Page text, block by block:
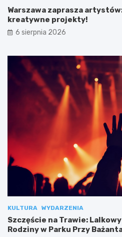
Warszawa zaprasza
kreatywne projekty!
6 sierpnia 2026
KULTURA WYDARZENIA
Szczęście na Trawie:
Rodziny w Parku Przy